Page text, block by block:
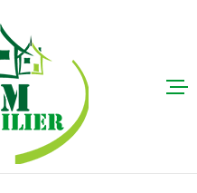
ACCUEIL
VENTES